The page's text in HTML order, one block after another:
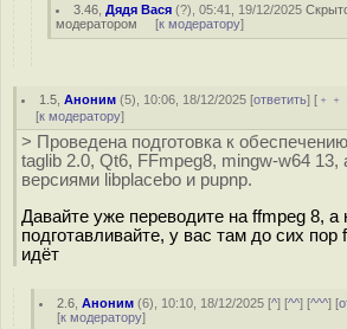
3.46 ,Дядя Вася (?), 05:41, 19/12/2025
модератором [к модератору]
1.5 ,Аноним (5), 10:06, 18/12/2025 [ответить] [
[к модератору]
> Проведена подготовка к
taglib 2.0, Qt6, FFmpeg8, mingw-w64
версиями libplacebo и pupnp.
Давайте уже переводите на ffmpeg 8, а
подготавливайте, у вас там до сих
идёт
2.6 ,Аноним (6), 10:10, 18/12/2025 [^] [^^] [^^^] [
[к модератору]